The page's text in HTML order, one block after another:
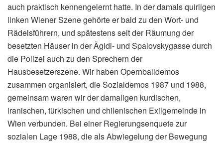
auch praktisch kennengelernt hatte. In der damals quirligen
linken Wiener Szene gehörte er bald zu den Wort- und
Rädelsführern, und spätestens seit der Räumung der
besetzten Häuser in der Ägidi- und Spalovskygasse durch
die Polizei auch zu den Sprechern der
Hausbesetzerszene. Wir haben Opernballdemos
zusammen organisiert, die Sozialdemos 1987 und 1988,
gemeinsam waren wir der damaligen kurdischen,
iranischen, türkischen und chilenischen Exilgemeinde in
Wien verbunden. Bei einer Regierungsenquete zur
sozialen Lage 1988, die als Abwiegelung der Bewegung